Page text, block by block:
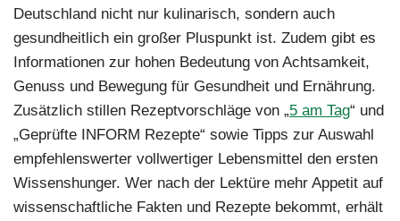
Deutschland nicht nur kulinarisch, sondern auch
gesundheitlich ein großer Pluspunkt ist. Zudem gibt es
Informationen zur hohen Bedeutung von Achtsamkeit,
Genuss und Bewegung für Gesundheit und Ernährung.
Zusätzlich stillen Rezeptvorschläge von „5 am Tag“ und
„Geprüfte INFORM Rezepte“ sowie Tipps zur Auswahl
empfehlenswerter vollwertiger Lebensmittel den ersten
Wissenshunger. Wer nach der Lektüre mehr Appetit auf
wissenschaftliche Fakten und Rezepte bekommt, erhält